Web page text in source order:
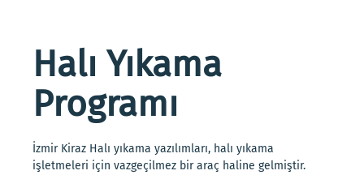
Halı Yıkama
Programı
İzmir Kiraz Halı yıkama yazılımları, halı yıkama
işletmeleri için vazgeçilmez bir araç haline gelmiştir.